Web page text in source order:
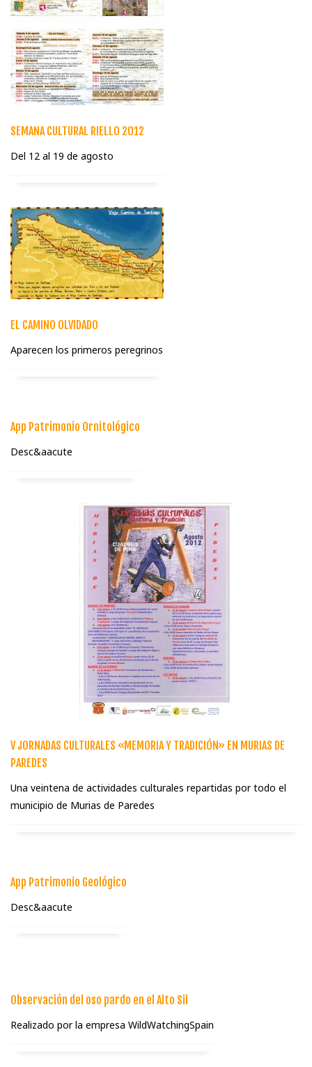
SEMANA CULTURAL RIELLO 2012
Del 12 al 19 de agosto
EL CAMINO OLVIDADO
Aparecen los primeros peregrinos
App Patrimonio Ornitológico
Desc&aacute
V JORNADAS CULTURALES «MEMORIA Y TRADICIÓN» EN MURIAS DE
PAREDES
Una veintena de actividades culturales repartidas por todo el
municipio de Murias de Paredes
App Patrimonio Geológico
Desc&aacute
Observación del oso pardo en el Alto Sil
Realizado por la empresa WildWatchingSpain